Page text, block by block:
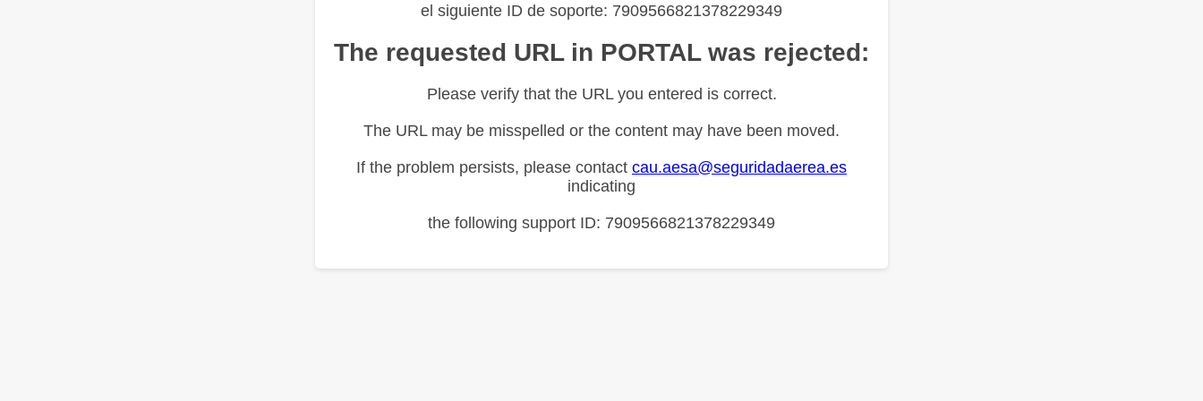
el siguiente ID de soporte: 7909566821378229349
The requested URL in PORTAL was rejected:
Please verify that the URL you entered is correct.
The URL may be misspelled or the content may have been moved.
If the problem persists, please contact cau.aesa@seguridadaerea.es
indicating
the following support ID: 7909566821378229349